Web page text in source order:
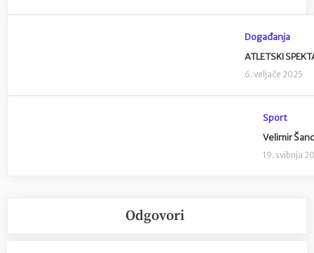
Događanja
ATLETSKI
6. veljače 2025
Sport
Velimir
19. svibnja
Odgovori